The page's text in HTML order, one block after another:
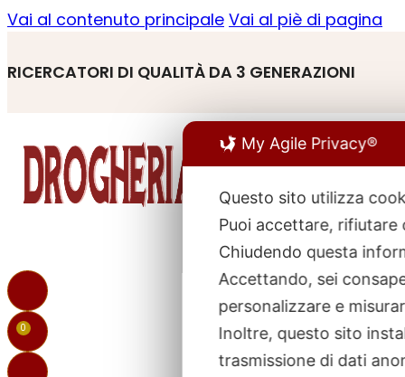
Vai al contenuto principale Vai al piè di pagina
RICERCATORI DI QUALITÀ DA 3 GENERAZIONI
0
My Agile Privacy®
Questo sito utilizza
Puoi accettare, rifiutare
Chiudendo questa
Accettando, sei
personalizzare e
Inoltre, questo sito
trasmissione di dati